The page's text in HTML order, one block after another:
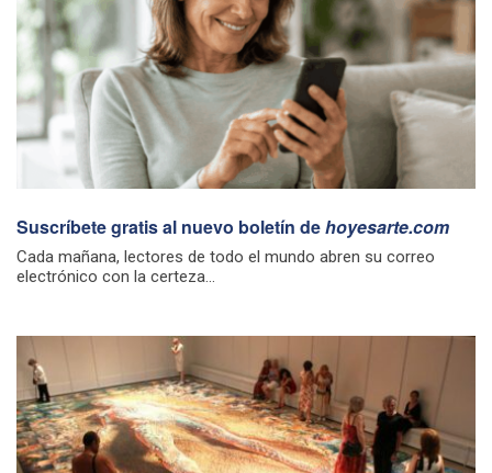
Suscríbete gratis al nuevo boletín dehoyesarte.com
Cada mañana, lectores de todo el mundo abren su correo
electrónico con la certeza...